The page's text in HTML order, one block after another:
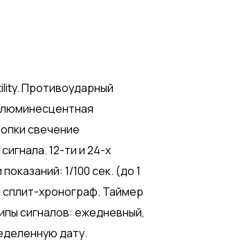
Противоударный
свечение
12-ти и 24-х
1/100 сек. (до 1
сплит-хронограф. Таймер
сигналов: ежедневный,
дату.